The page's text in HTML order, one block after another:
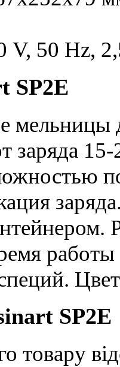
V, 50 Hz,
SP2E
мельницы
заряда
SP2E
товару